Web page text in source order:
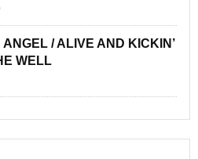
/ ALIVE AND KICKIN’
WELL